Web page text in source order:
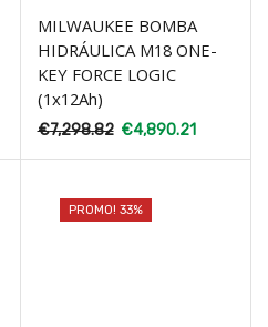
MILWAUKEE BOMBA
HIDRÁULICA M18 ONE-
KEY FORCE LOGIC
(1x12Ah)
€7,298.82 €4,890.21
PROMO! 33%